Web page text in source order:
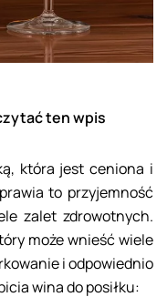
ten wpis
która jest ceniona i
to przyjemność
zalet zdrowotnych.
może wnieść wiele
i odpowiednio
wina do posiłku: